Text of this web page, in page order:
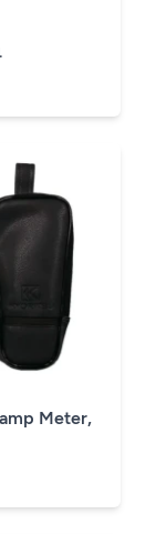
Meter,